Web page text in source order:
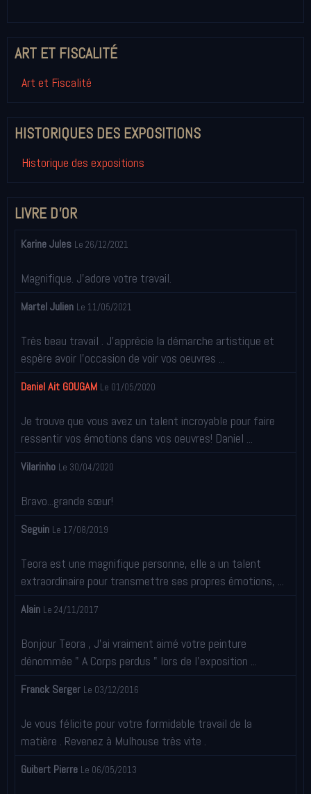
ART ET FISCALITÉ
Art et Fiscalité
HISTORIQUES DES EXPOSITIONS
Historique des expositions
LIVRE D'OR
Karine Jules Le 26/12/2021
Magnifique. J'adore votre travail.
Martel Julien Le 11/05/2021
Très beau travail . J'apprécie la démarche artistique et
espère avoir l'occasion de voir vos oeuvres ...
Daniel Ait GOUGAM Le 01/05/2020
Je trouve que vous avez un talent incroyable pour faire
ressentir vos émotions dans vos oeuvres! Daniel ...
Vilarinho Le 30/04/2020
Bravo...grande sœur!
Seguin Le 17/08/2019
Teora est une magnifique personne, elle a un talent
extraordinaire pour transmettre ses propres émotions, ...
Alain Le 24/11/2017
Bonjour Teora , J'ai vraiment aimé votre peinture
dénommée " A Corps perdus " lors de l'exposition ...
Franck Serger Le 03/12/2016
Je vous félicite pour votre formidable travail de la
matière . Revenez à Mulhouse très vite .
Guibert Pierre Le 06/05/2013